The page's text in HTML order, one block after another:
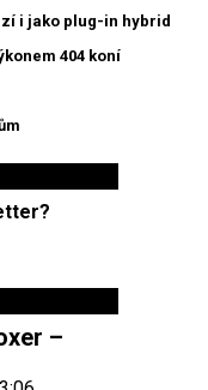
i jako plug-in hybrid
404 koní
–